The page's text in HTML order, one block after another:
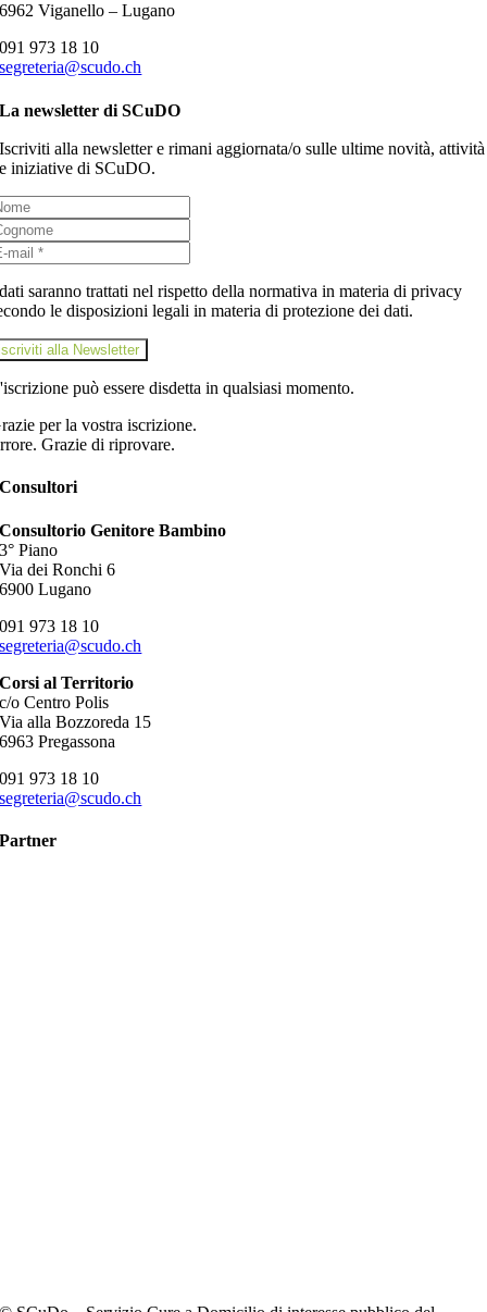
6962 Viganello – Lugano
091 973 18 10
segreteria@scudo.ch
La newsletter di SCuDO
Iscriviti alla newsletter e rimani aggiornata/o sulle ultime novità, attività
e iniziative di SCuDO.
saranno trattati nel rispetto della normativa in materia di privacy
le disposizioni legali in materia di protezione dei dati.
alla Newsletter
può essere disdetta in qualsiasi momento.
per la vostra iscrizione.
Grazie di riprovare.
Consultori
Consultorio Genitore Bambino
3° Piano
Via dei Ronchi 6
6900 Lugano
091 973 18 10
segreteria@scudo.ch
Corsi al Territorio
c/o Centro Polis
Via alla Bozzoreda 15
6963 Pregassona
091 973 18 10
segreteria@scudo.ch
Partner